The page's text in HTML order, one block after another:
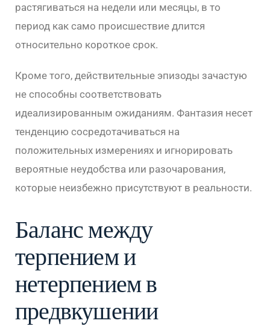
растягиваться на недели или месяцы, в то
период как само происшествие длится
относительно короткое срок.
Кроме того, действительные эпизоды зачастую
не способны соответствовать
идеализированным ожиданиям. Фантазия несет
тенденцию сосредотачиваться на
положительных измерениях и игнорировать
вероятные неудобства или разочарования,
которые неизбежно присутствуют в реальности.
Баланс между
терпением и
нетерпением в
предвкушении